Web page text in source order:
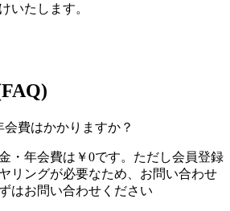
いたします。
費はかかりますか？
・年会費は￥0です。ただし会員登録
リングが必要なため、お問い合わせ
はお問い合わせください